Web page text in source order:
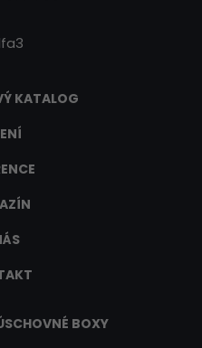
KATALOG
BOXY